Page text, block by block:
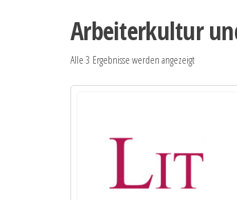
Arbeiterkultur
Alle 3 Ergebnisse werden angezeigt